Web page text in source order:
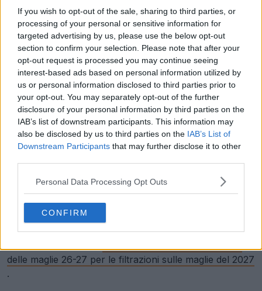
If you wish to opt-out of the sale, sharing to third parties, or
processing of your personal or sensitive information for
targeted advertising by us, please use the below opt-out
section to confirm your selection. Please note that after your
opt-out request is processed you may continue seeing
interest-based ads based on personal information utilized by
us or personal information disclosed to third parties prior to
your opt-out. You may separately opt-out of the further
disclosure of your personal information by third parties on the
IAB’s list of downstream participants. This information may
also be disclosed by us to third parties on the IAB’s List of
Downstream Participants that may further disclose it to other
Personal Data Processing Opt Outs
CONFIRM
Dai un’occhiata a tutte le maglie del Bayern Monaco su
La maglia Adidas Bayern Monaco 2027, riedizione della
stagione 2002-2003, uscirà all’inizio del 2027.
Ti piace che il Bayern Monaco riproponga la seconda
maglia della stagione 2002-2003? Faccelo sapere nei
delle maglie 26-27 per le filtrazioni sulle maglie del 2027
.